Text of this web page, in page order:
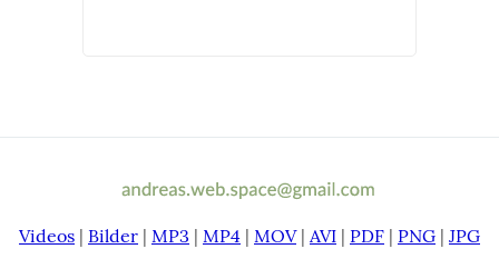
Videos | Bilder | MP3 | MP4 | MOV| AVI | PDF | PNG | JPG